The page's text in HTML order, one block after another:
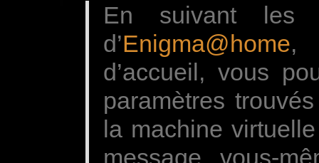
En suivant
d’Enigma@home,
d’accueil, vous
paramètres
la machine
message vous-